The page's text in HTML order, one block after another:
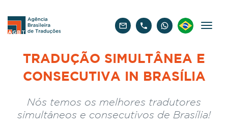
TRADUÇÃO SIMULTÂNEA E
CONSECUTIVA IN BRASÍLIA
Nós temos os melhores tradutores
simultâneos e consecutivos de Brasília!